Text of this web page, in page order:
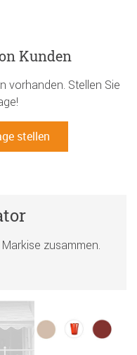
Kunden
vorhanden. Stellen Sie
stellen
zusammen.